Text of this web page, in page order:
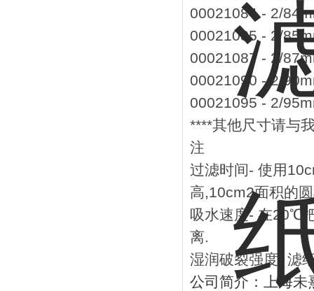
00021084 - 2/
00021085 - 2/
00021087 - 2/
00021090 - 2/
00021095 - 2/
****其他尺寸请与
注
过滤时间- 使用
高,10cm2面积的
吸水速度- 在20℃
离.
湿润破裂强度- 滤
公司简介：上海未